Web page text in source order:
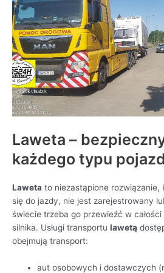
Laweta –
każdego typu
Laweta to niezastąpione rozwiązanie,
się do jazdy, nie jest zarejestrowany
świecie trzeba go przewieźć w
silnika. Usługi transportu lawetą
obejmują transport:
aut osobowych i dostawczych